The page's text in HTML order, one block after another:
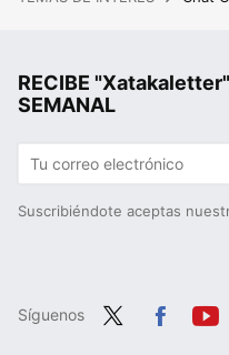
RECIBE
SEMANAL
Suscribiéndote aceptas
Síguenos